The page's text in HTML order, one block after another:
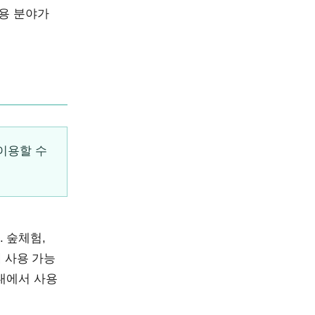
분야가
용할 수
숲체험,
사용 가능
에서 사용